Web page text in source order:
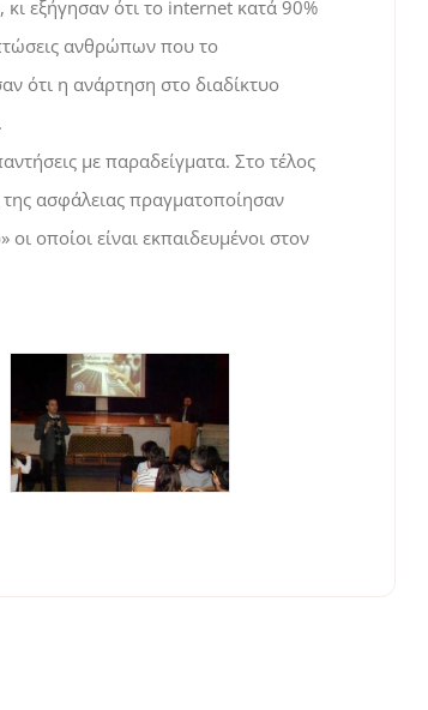
εξήγησαν ότι το internetκατά 90%
ανθρώπων που το
ότι η ανάρτηση στο διαδίκτυο
με παραδείγματα. Στο τέλος
της ασφάλειας πραγματοποίησαν
οποίοι είναι εκπαιδευμένοι στον